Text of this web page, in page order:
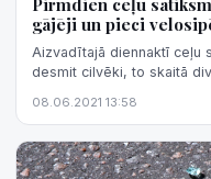
gājēji un pieci
Aizvadītajā diennaktī ceļu
desmit cilvēki, to skaitā
08.06.2021 13:58